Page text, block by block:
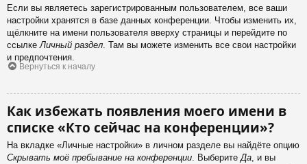
Если вы являетесь зарегистрированным пользователем, все ваши
настройки хранятся в базе данных конференции. Чтобы изменить их,
щёлкните на имени пользователя вверху страницы и перейдите по
ссылке Личный раздел . Там вы можете изменить все свои настройки
и предпочтения.
Вернуться к началу
Как избежать появления моего имени в
списке «Кто сейчас на конференции»?
На вкладке «Личные настройки» в личном разделе вы найдёте опцию
Скрывать моё пребывание на конференции. ВыберитеДа, и вы